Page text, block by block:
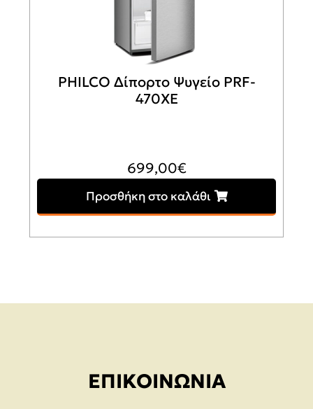
PHILCO Δίπορτο Ψυγείο PRF-
470XE
699,00€
Προσθήκη στο καλάθι
ΕΠΙΚΟΙΝΩΝΊΑ